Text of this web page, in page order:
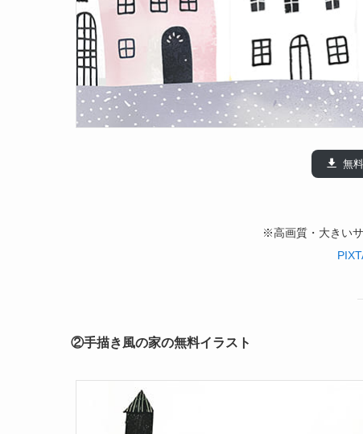
無
※高画質・大きい
②手描き風の家の無料イラスト